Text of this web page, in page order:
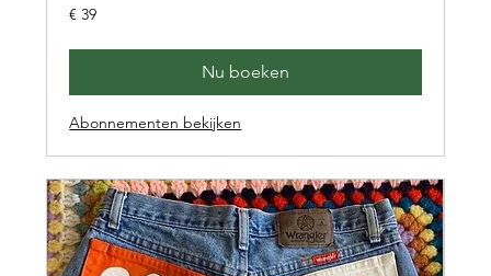
39
euro
€ 39
Nu boeken
Abonnementen bekijken